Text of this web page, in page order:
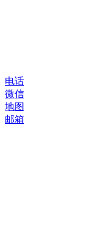
电话
微信
地图
邮箱